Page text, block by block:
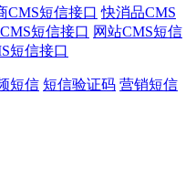
CMS短信接口 快消品CMS
短信接口 网站CMS短信
短信接口
短信 短信验证码 营销短信